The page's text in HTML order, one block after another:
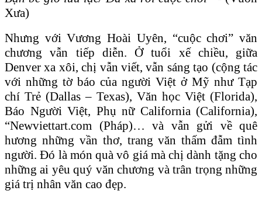
Xưa)
Nhưng với Vương Hoài Uyên, “cuộc chơi” văn
chương vẫn tiếp diễn. Ở tuổi xế chiều, giữa
Denver xa xôi, chị vẫn viết, vẫn sáng tạo (cộng tác
với những tờ báo của người Việt ở Mỹ như Tạp
chí Trẻ (Dallas – Texas), Văn học Việt (Florida),
Báo Người Việt, Phụ nữ California (California),
“Newviettart.com (Pháp)… và vẫn gửi về quê
hương những vần thơ, trang văn thấm đẫm tình
người. Đó là món quà vô giá mà chị dành tặng cho
những ai yêu quý văn chương và trân trọng những
giá trị nhân văn cao đẹp.